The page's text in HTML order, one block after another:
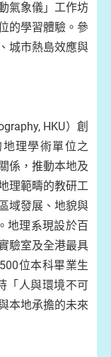
氣象儀」工作坊
的學習體驗。參
城市熱島效應與
HKU）創
理學術單位之
係，推動本地及
理範疇的教研工
域發展、地貌與
地理系現設於百
驗室及全港最具
位本科畢業生
「人與環境不可
本地承擔的未來